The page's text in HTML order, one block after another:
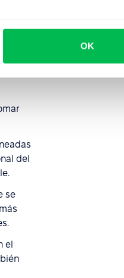
OK
para
del
se
el